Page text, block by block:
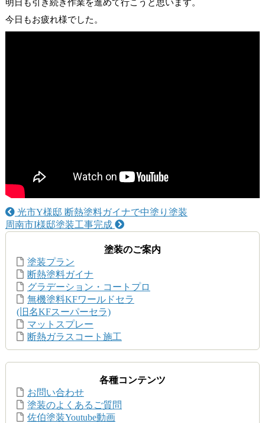
明日も引き続き作業を進めて行こうと思います。
今日もお疲れ様でした。
光市Y様邸 断熱塗料ガイナで中塗り塗装
周南市I様邸塗装工事完成
塗装のご案内
塗装プラン
断熱塗料ガイナ
グラデーション・コートプロ
無機塗料KFワールドセラ
(旧名KFスーパーセラ)
マットスプレー
断熱ガラスコート施工
各種コンテンツ
お問い合わせ
塗装のよくあるご質問
佐伯塗装Youtube動画